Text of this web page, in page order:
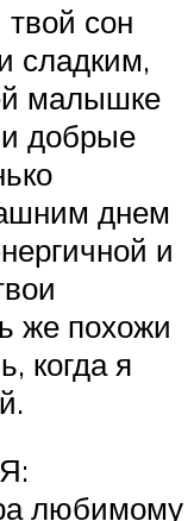
сон
сладким,
малышке
добрые
днем
и
же похожи
когда я
любимому